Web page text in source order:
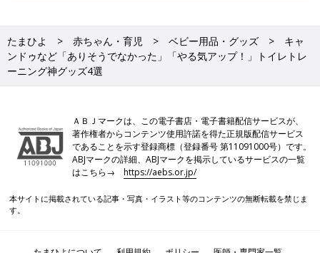
たまひよ 赤ちゃん・育児 ベビー用品・グッズ
キャ
ンドゥなど「ありそうでなかった」「やる気アップ！」トイレトレ
ーニング神グッズ4選
ＡＢＪマークは、この電子書店・電子書籍配信サービスが、
著作権者からコンテンツ使用許諾を得た正規版配信サービス
であることを示す登録商標（登録番号 第11091000号）です。
ABJマークの詳細、ABJマークを掲示しているサービスの一覧
はこちら→https://aebs.or.jp/
本サイトに掲載されている記事・写真・イラスト等のコンテンツの無断転載を禁じま
す。